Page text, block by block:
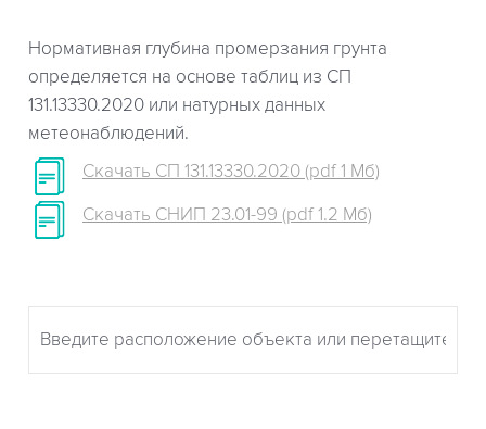
Нормативная глубина промерзания грунта
определяется на основе таблиц из СП
131.13330.2020 или натурных данных
метеонаблюдений.
Скачать СП 131.13330.2020 (pdf 1 Мб)
Скачать СНИП 23.01-99 (pdf 1.2 Мб)